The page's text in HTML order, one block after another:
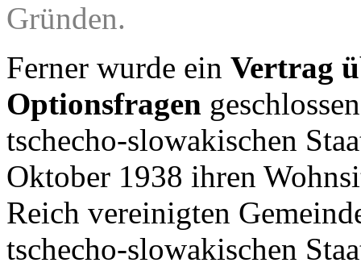
Gründen.
Ferner wurde ein Vertrag
Optionsfragen
tschecho-slowakischen
Oktober 1938 ihren
Reich vereinigten
tschecho-slowakischen